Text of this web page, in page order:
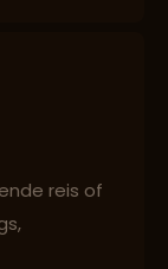
en milieu
reis of